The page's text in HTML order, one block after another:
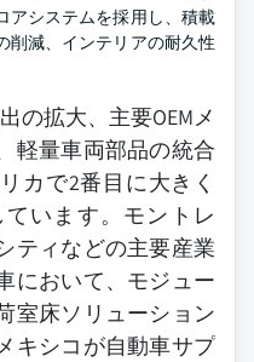
アシステムを採用し、積載
削減、インテリアの耐久性
の拡大、主要OEMメ
軽量車両部品の統合
カで2番目に大きく
います。モントレ
ティなどの主要産業
において、モジュー
室床ソリューション
キシコが自動車サプ